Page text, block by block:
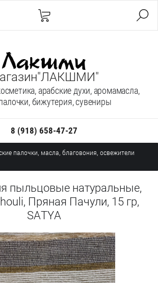
арабские духи, аромамасла,
бижутерия, сувениры
8 (918) 658-47-27
палочки, масла, благовония, освежители
пыльцовые натуральные,
Пряная Пачули, 15 гр,
SATYA